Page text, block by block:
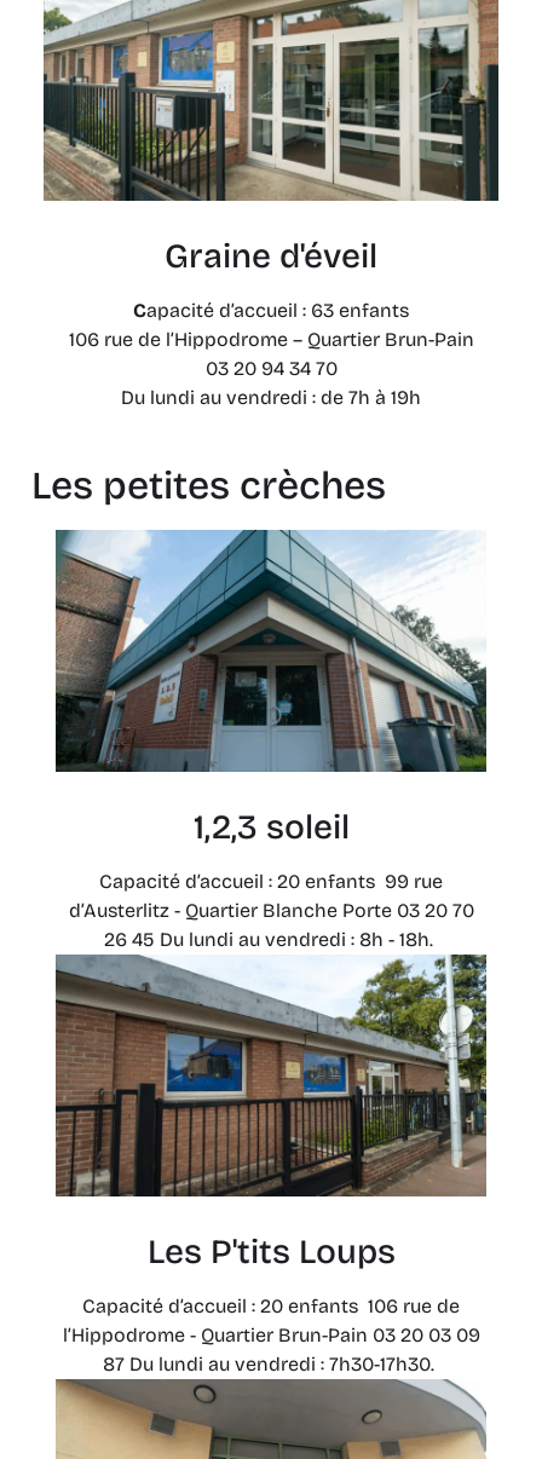
Graine d'éveil
Capacité d’accueil : 63 enfants
106 rue de l’Hippodrome – Quartier Brun-Pain
03 20 94 34 70
Du lundi au vendredi : de 7h à 19h
Les petites crèches
1,2,3 soleil
Capacité d’accueil : 20 enfants 99 rue
d’Austerlitz - Quartier Blanche Porte 03 20 70
26 45 Du lundi au vendredi : 8h - 18h.
Les P'tits Loups
Capacité d’accueil : 20 enfants 106 rue de
l’Hippodrome - Quartier Brun-Pain 03 20 03 09
87 Du lundi au vendredi : 7h30-17h30.